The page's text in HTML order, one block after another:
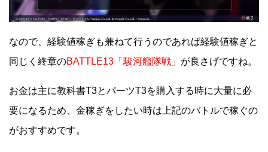
なので、経験値稼ぎも兼ねて行うのであれば経験値稼ぎと
同じく終章のBATTLE13「駿河艦隊戦」 が良さげですね。
お金は主に教科書T3とパーツT3を購入する時に大量に必
要になるため、金稼ぎをしたい時は上記のバトルで稼ぐの
がおすすめです。